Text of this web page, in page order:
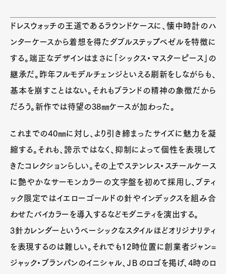
Art&DesignWatchFashion
Product CultureLifestyle
Pen Membership
Magazine
Official Columnist
About
Contact
Pen international Pen tw
ドレスウォッチの王道であるラウンドケースに、懐中時計のハ
ンターケースから着想を得たダブルステップベゼルを特徴に
する。端正なデザインはまさに「シックス・マスターピース」の
継承だ。昨年フルモデルチェンジといえる刷新をしながらも、
基本を崩すことはない。それもブランドの精神の象徴だから
だろう。新作では待望の38㎜ケースが加わった。
これまでの40㎜に対し、より引き締まったサイズに魅力を凝
縮する。それも、誇示ではなく、抑制によって個性を表現して
きたコレクションらしい。その上でステンレス・スチールケース
に艶やかなサーモンカラーの文字盤を初めて採用し、ブティ
ック限定ではイエローゴールドの針やインデックスを組み合
わせたバイカラーを導入するなどモダニティを演出する。
3針カレンダーというベーシックなスタイルほどオリジナリティ
を表現するのは難しい。それでも12時位置に創業者ジャン=
ジャック・ブランパンのイニシャル、ＪＢのロゴを掲げ、4時のロ